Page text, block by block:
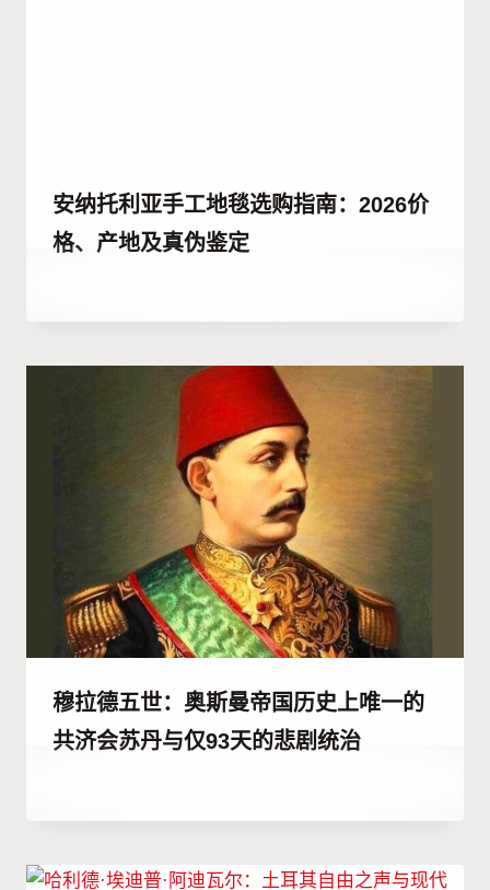
安纳托利亚手工地毯选购指南：2026价
格、产地及真伪鉴定
Kulali
穆拉德五世：奥斯曼帝国历史上唯一的
共济会苏丹与仅93天的悲剧统治